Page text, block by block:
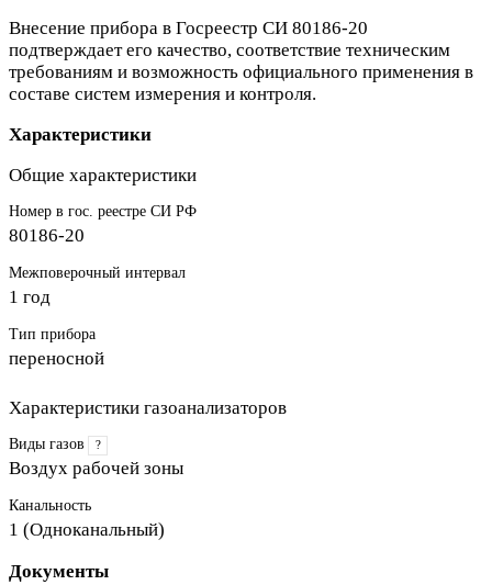
Внесение прибора в Госреестр СИ 80186-20
подтверждает его качество, соответствие техническим
требованиям и возможность официального применения в
составе систем измерения и контроля.
Характеристики
Общие характеристики
Номер в гос. реестре СИ РФ
80186-20
Межповерочный интервал
1 год
Тип прибора
переносной
Характеристики газоанализаторов
Виды газов ?
Воздух рабочей зоны
Канальность
1 (Одноканальный)
Документы